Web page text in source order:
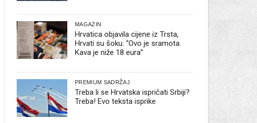
MAGAZIN
Hrvatica objavila cijene iz Trsta,
Hrvati su šoku: “Ovo je sramota.
Kava je niže 18 eura”
PREMIUM SADRŽAJ
Treba li se Hrvatska ispričati Srbiji?
Treba! Evo teksta isprike